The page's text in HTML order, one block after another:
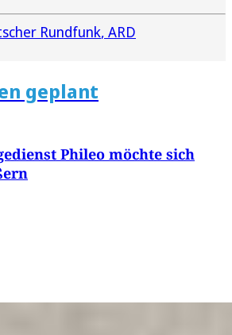
Rundfunk ARD
geplant
Phileo möchte sich